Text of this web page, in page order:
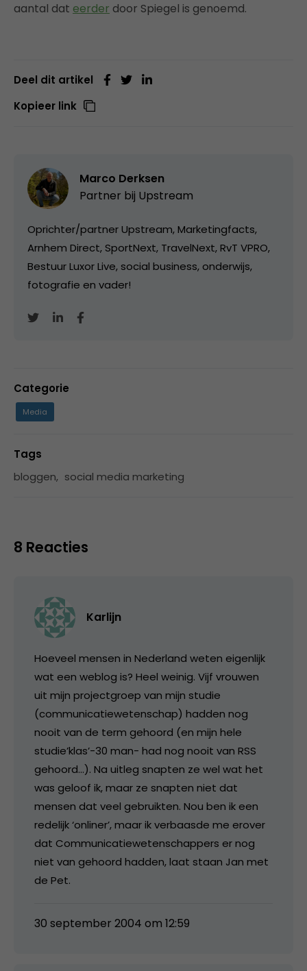
aantal dat eerder door Spiegel is genoemd.
Deel dit artikel
Kopieer link
Marco Derksen
Partner bij Upstream
Oprichter/partner Upstream, Marketingfacts,
Arnhem Direct, SportNext, TravelNext, RvT VPRO,
Bestuur Luxor Live, social business, onderwijs,
fotografie en vader!
Categorie
Media
Tags
bloggen, social media marketing
8 Reacties
Karlijn
Hoeveel mensen in Nederland weten eigenlijk
wat een weblog is? Heel weinig. Vijf vrouwen
uit mijn projectgroep van mijn studie
(communicatiewetenschap) hadden nog
nooit van de term gehoord (en mijn hele
studie’klas’-30 man- had nog nooit van RSS
gehoord…). Na uitleg snapten ze wel wat het
was geloof ik, maar ze snapten niet dat
mensen dat veel gebruikten. Nou ben ik een
redelijk ‘onliner’, maar ik verbaasde me erover
dat Communicatiewetenschappers er nog
niet van gehoord hadden, laat staan Jan met
de Pet.
30 september 2004 om 12:59